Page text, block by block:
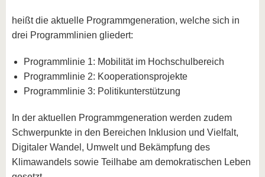
heißt die aktuelle Programmgeneration, welche sich in
drei Programmlinien gliedert:
Programmlinie 1: Mobilität im Hochschulbereich
Programmlinie 2: Kooperationsprojekte
Programmlinie 3: Politikunterstützung
In der aktuellen Programmgeneration werden zudem
Schwerpunkte in den Bereichen Inklusion und Vielfalt,
Digitaler Wandel, Umwelt und Bekämpfung des
Klimawandels sowie Teilhabe am demokratischen Leben